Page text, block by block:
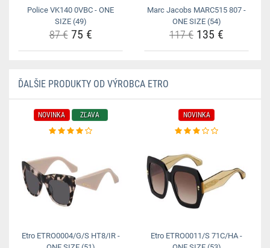
Police VK140 0VBC - ONE
SIZE (49)
87 €75 €
Marc Jacobs MARC515 807 -
ONE SIZE (54)
117 € 135 €
ĎALŠIE PRODUKTY OD VÝROBCA ETRO
NOVINKA ZĽAVA
Etro ETRO0004/G/S HT8/IR -
NOVINKA
Etro ETRO0011/S 71C/HA -